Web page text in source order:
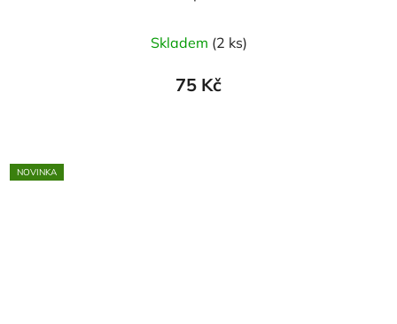
Skladem (2 ks)
75 Kč
NOVINKA